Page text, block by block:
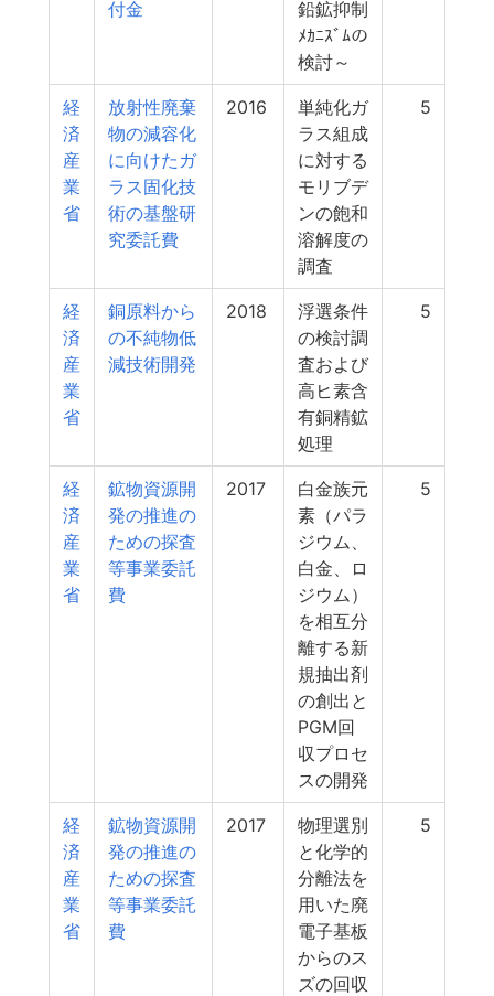
付金
鉛鉱抑制
ﾒｶﾆｽﾞﾑの
検討～
経
済
産
業
省
放射性廃棄
物の減容化
に向けたガ
ラス固化技
術の基盤研
究委託費
2016
単純化ガ
ラス組成
に対する
モリブデ
ンの飽和
溶解度の
調査
5
経
済
産
業
省
銅原料から
の不純物低
減技術開発
2018
浮選条件
の検討調
査および
高ヒ素含
有銅精鉱
処理
5
経
済
産
業
省
鉱物資源開
発の推進の
ための探査
等事業委託
費
2017
白金族元
素（パラ
ジウム、
白金、ロ
ジウム）
を相互分
離する新
規抽出剤
の創出と
PGM回
収プロセ
スの開発
5
経
済
産
業
省
鉱物資源開
発の推進の
ための探査
等事業委託
費
2017
物理選別
と化学的
分離法を
用いた廃
電子基板
からのス
ズの回収
5